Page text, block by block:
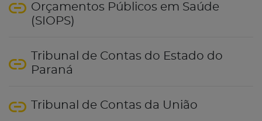
Orçamentos Públicos em Saúde
(SIOPS)
Tribunal de Contas do Estado do
Paraná
Tribunal de Contas da União